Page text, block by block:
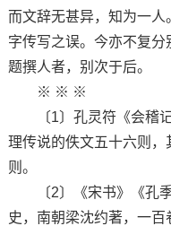
而文辞无甚异，知为一
字传写之误。今亦不复
题撰人者，别次于后。
※ ※ ※
〔1〕孔灵符《会稽记
理传说的佚文五十六则
则。
〔2〕《宋书》《孔季
史，南朝梁沈约著，一